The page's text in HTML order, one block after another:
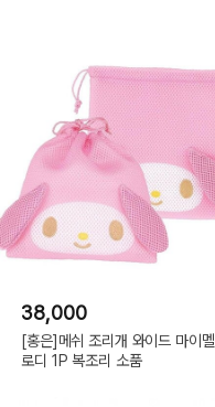
38,000
[홍은]메쉬 조리개 와이드 마이멜
로디 1P 복조리 소품